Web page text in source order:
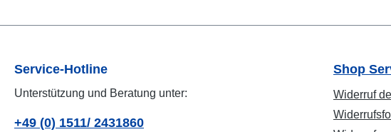
Service-Hotline
Unterstützung und Beratung unter:
+49 (0) 1511/ 2431860
Shop
Widerruf